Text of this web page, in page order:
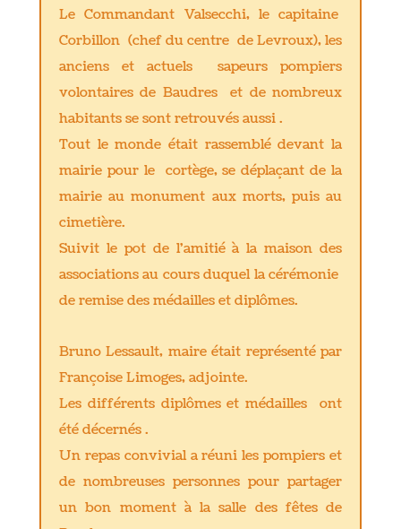
Le Commandant Valsecchi, le capitaine
Corbillon (chef du centre de Levroux), les
anciens et actuels sapeurs pompiers
volontaires de Baudres et de nombreux
habitants se sont retrouvés aussi .
Tout le monde était rassemblé devant la
mairie pour le cortège, se déplaçant de la
mairie au monument aux morts, puis au
cimetière.
Suivit le pot de l'amitié à la maison des
associations au cours duquel la cérémonie
de remise des médailles et diplômes.
Bruno Lessault, maire était représenté par
Françoise Limoges, adjointe.
Les différents diplômes et médailles ont
été décernés .
Un repas convivial a réuni les pompiers et
de nombreuses personnes pour partager
un bon moment à la salle des fêtes de